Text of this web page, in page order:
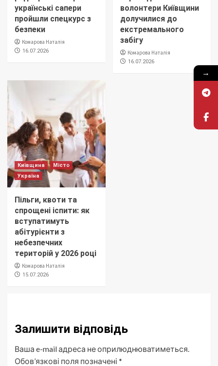
українські сапери
пройшли спецкурс з
безпеки
Комарова Наталія
16.07.2026
волонтери Київщини
долучилися до
екстремального
забігу
Комарова Наталія
16.07.2026
Київщина
Місто
Україна
Пільги, квоти та
спрощені іспити: як
вступатимуть
абітурієнти з
небезпечних
територій у 2026 році
Комарова Наталія
15.07.2026
Залишити відповідь
Ваша e-mail адреса не оприлюднюватиметься.
Обов’язкові поля позначені *
→